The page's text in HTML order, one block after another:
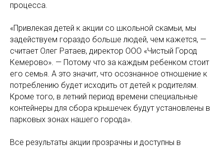
процесса.
«Привлекая детей к акции со школьной скамьи, мы
задействуем гораздо больше людей, чем кажется, —
считает Олег Ратаев, директор ООО «Чистый Город
Кемерово». — Потому что за каждым ребенком стоит
его семья. А это значит, что осознанное отношение к
потреблению будет исходить от детей к родителям.
Кроме того, в летний период времени специальные
контейнеры для сбора крышечек будут установлены в
парковых зонах нашего города».
Все результаты акции прозрачны и доступны в